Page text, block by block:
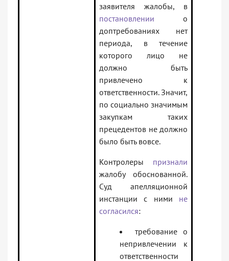
заявителя жалобы, в
постановлении о
доптребованиях нет
периода, в течение
которого лицо не
должно быть
привлечено к
ответственности. Значит,
по социально значимым
закупкам таких
прецедентов не должно
было быть вовсе.
Контролеры признали
жалобу обоснованной.
Суд апелляционной
инстанции с ними не
согласился:
требование о
непривлечении к
ответственности